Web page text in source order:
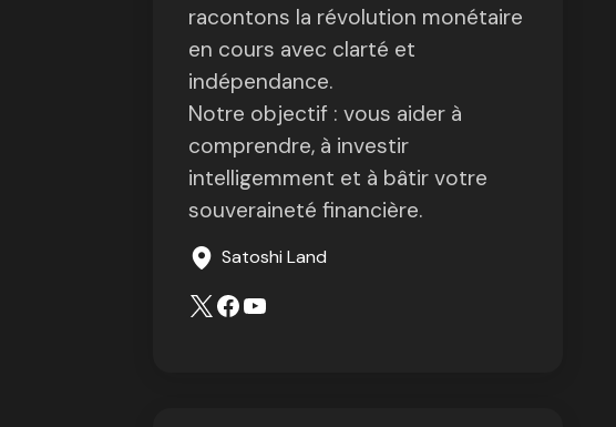
racontons la révolution monétaire
en cours avec clarté et
indépendance.
Notre objectif : vous aider à
comprendre, à investir
intelligemment et à bâtir votre
souveraineté financière.
Satoshi Land